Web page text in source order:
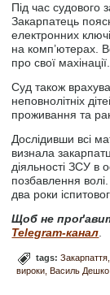
Під час судового
Закарпатець
електронних
на комп’ютерах.
про свої махінації.
Суд також
неповнолітніх
проживання та
Дослідивши всі
визнала
діяльності ЗСУ в
позбавлення
два роки
Щоб не
Telegram-канал.
tags:Закарпаття
вироки
Василь Дешко